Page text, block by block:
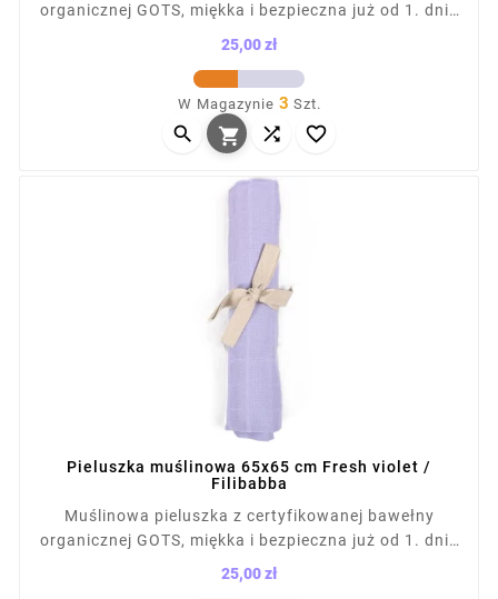
organicznej GOTS, miękka i bezpieczna już od 1. dnia
życia. Idealna do przewijania, jako lekki kocyk lub
okrycie podczas karmienia. Wymiary: 65×65 cm.
Delikatna dla skóry dziecka, przewiewna i lekka.
Każda pieluszka owinięta dekoracyjną kokardką –
idealna na prezent dla noworodka.
25,00 zł
W Magazynie 3 Szt.
   
Pieluszka muślinowa 65x65 cm Fresh violet /
Filibabba
Muślinowa pieluszka z certyfikowanej bawełny
organicznej GOTS, miękka i bezpieczna już od 1. dnia
życia. Idealna do przewijania, jako lekki kocyk lub
okrycie podczas karmienia. Wymiary: 65×65 cm.
25,00 zł